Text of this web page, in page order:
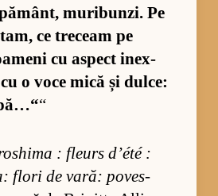
mu­ri­bu­nzi. Pe
ce tre­ceam pe
cu as­pect in­ex­
o voce mică și dul­ce:
“
: fle­urs d’été :
flori de va­ră: po­ves­